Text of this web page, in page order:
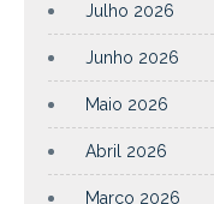
Julho 2026
Junho 2026
Maio 2026
Abril 2026
Março 2026